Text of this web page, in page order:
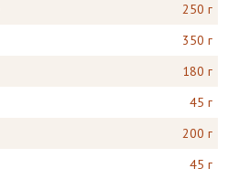
250 г
350 г
180 г
45 г
200 г
45 г